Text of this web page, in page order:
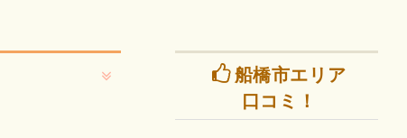
船橋市エリア
口コミ！